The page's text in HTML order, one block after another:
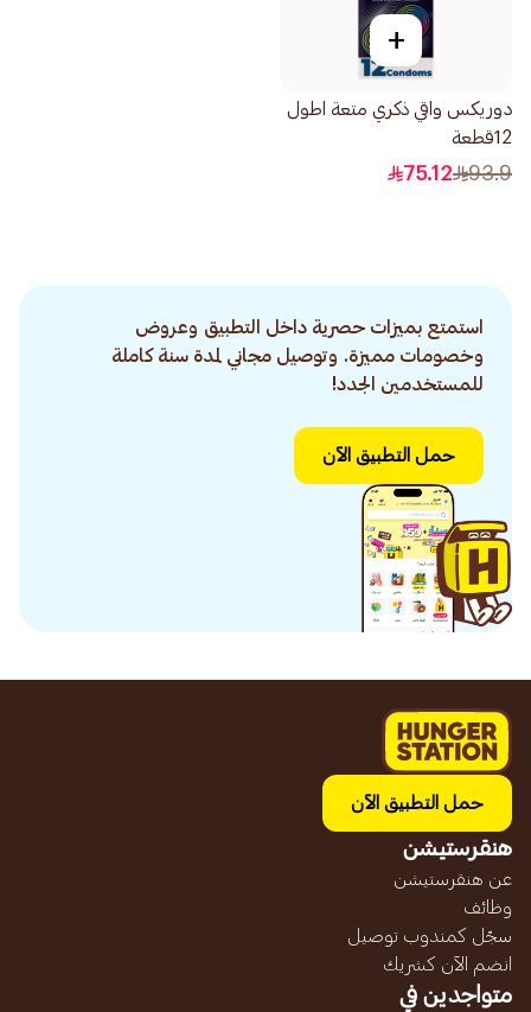
+
دوريكس واقي ذكري متعة اطول
12قطعة
93.9
75.12
استمتع بميزات حصرية داخل التطبيق وعروض
وخصومات مميزة. وتوصيل مجاني لمدة سنة كاملة
للمستخدمين الجدد!
حمل التطبيق الآن
حمل التطبيق الآن
هنقرستيشن
عن هنقرستيشن
وظائف
سجّل كمندوب توصيل
انضم الآن كشريك
متواجدين في